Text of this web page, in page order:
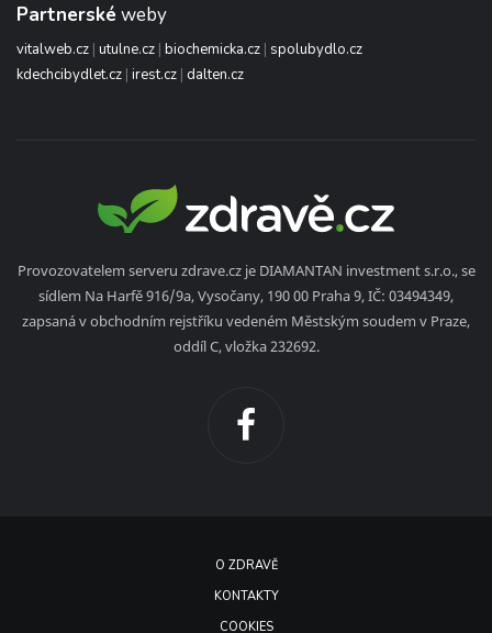
Partnerské weby
vitalweb.cz | utulne.cz | biochemicka.cz | spolubydlo.cz
kdechcibydlet.cz | irest.cz | dalten.cz
Provozovatelem serveru zdrave.cz je DIAMANTAN investment s.r.o., se
sídlem Na Harfě 916/9a, Vysočany, 190 00 Praha 9, IČ: 03494349,
zapsaná v obchodním rejstříku vedeném Městským soudem v Praze,
oddíl C, vložka 232692.
O ZDRAVĚ
KONTAKTY
COOKIES